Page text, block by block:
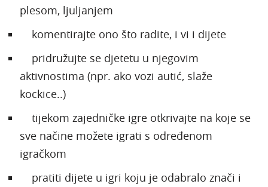
plesom, ljuljanjem
komentirajte ono što radite, i vi i dijete
pridružujte se djetetu u njegovim
aktivnostima (npr. ako vozi autić, slaže
kockice..)
tijekom zajedničke igre otkrivajte na koje se
sve načine možete igrati s određenom
igračkom
pratiti dijete u igri koju je odabralo znači i